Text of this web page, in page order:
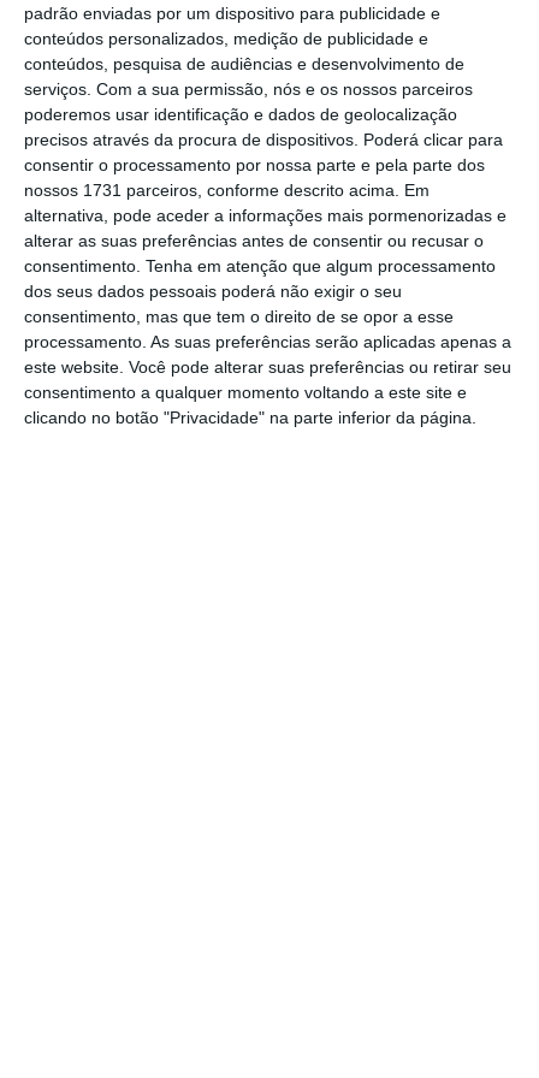
padrão enviadas por um dispositivo para publicidade e
conteúdos personalizados, medição de publicidade e
conteúdos, pesquisa de audiências e desenvolvimento de
serviços. Com a sua permissão, nós e os nossos parceiros
poderemos usar identificação e dados de geolocalização
precisos através da procura de dispositivos. Poderá clicar para
consentir o processamento por nossa parte e pela parte dos
nossos 1731 parceiros, conforme descrito acima. Em
alternativa, pode aceder a informações mais pormenorizadas e
alterar as suas preferências antes de consentir ou recusar o
consentimento. Tenha em atenção que algum processamento
dos seus dados pessoais poderá não exigir o seu
consentimento, mas que tem o direito de se opor a esse
processamento. As suas preferências serão aplicadas apenas a
este website. Você pode alterar suas preferências ou retirar seu
consentimento a qualquer momento voltando a este site e
clicando no botão "Privacidade" na parte inferior da página.
licenciada em Publicidade e Marketing pela Escola
Superior de Comunicação Social (ESCS) onde foi
considerada a melhor aluna finalista (2012-13).